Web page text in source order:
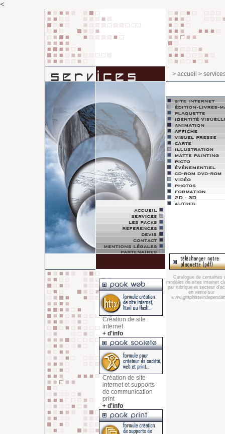
<
> accueil >
Création de site
internet
+ d'info
Création de site
internet et supports
de communication
print
+ d'info
Catalogue de centaines
modèles de sites internet
par rubrique et secteur
en vente sur